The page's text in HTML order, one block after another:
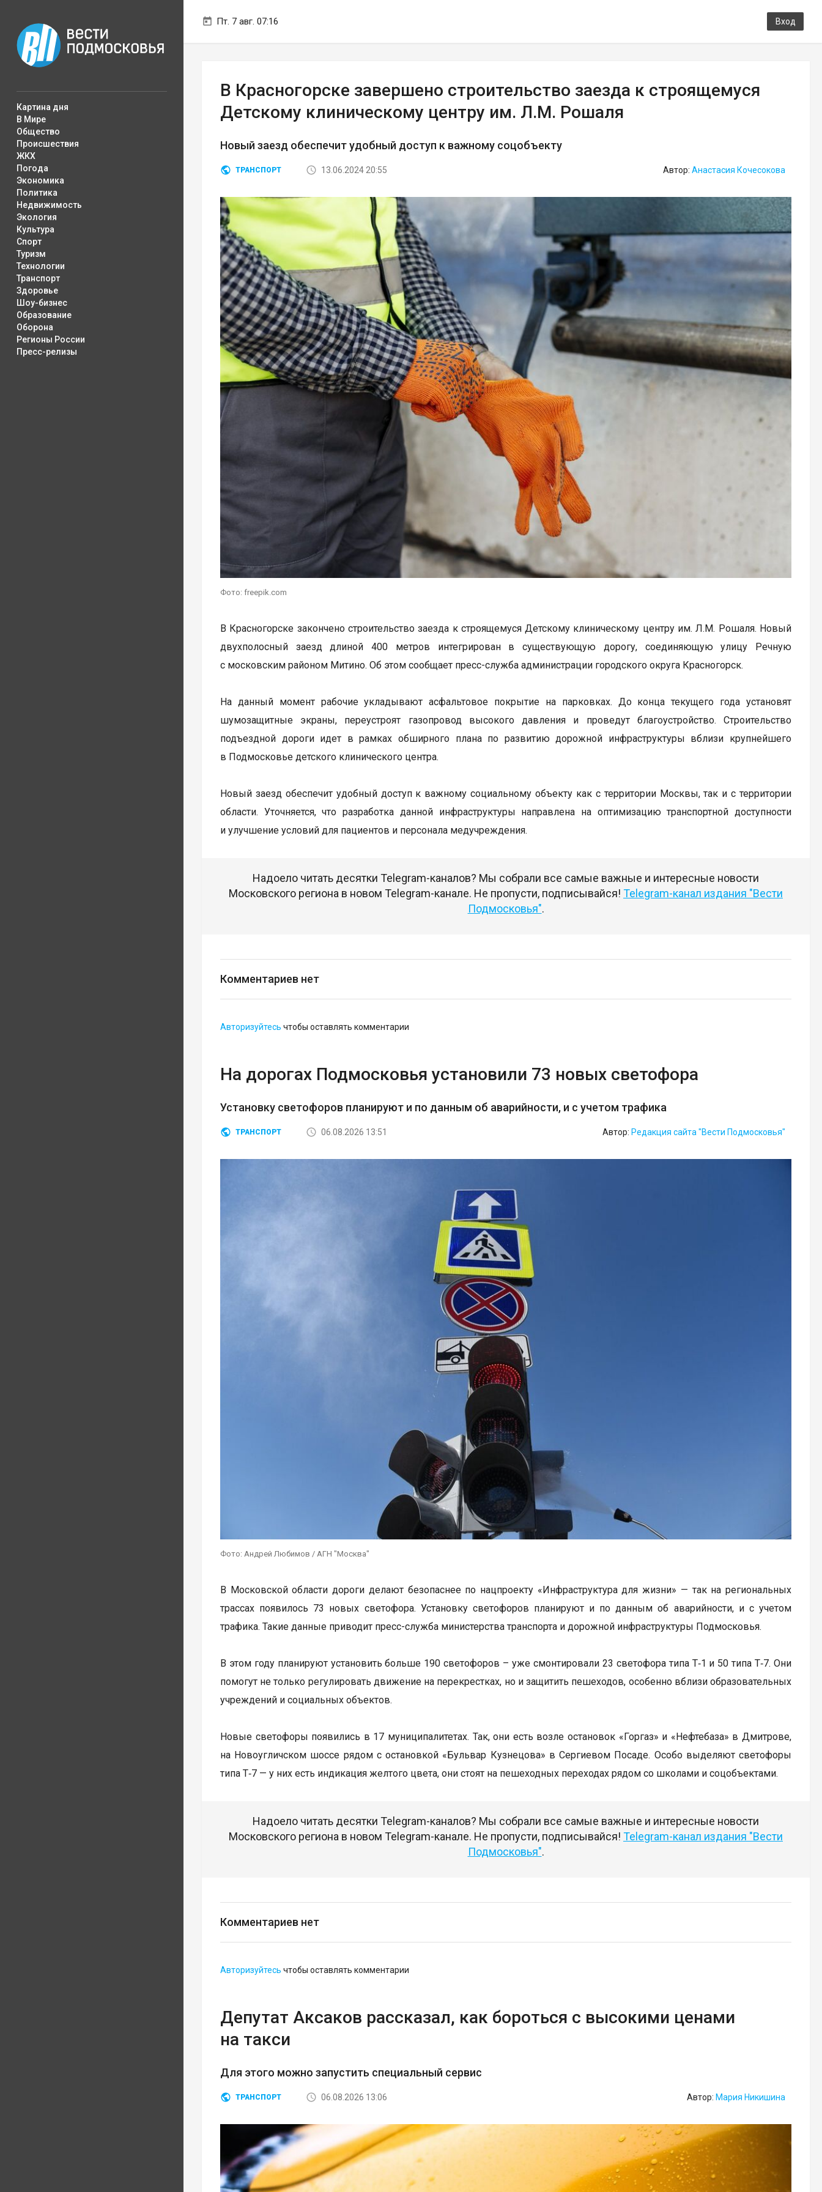
Пт. 7 авг. 07:16 Вход
Картина дня
В Мире
Общество
Происшествия
ЖКХ
Погода
Экономика
Политика
Недвижимость
Экология
Культура
Спорт
Туризм
Технологии
Транспорт
Здоровье
Шоу-бизнес
Образование
Оборона
Регионы России
Пресс-релизы
В Красногорске завершено строительство заезда к строящемуся
Детскому клиническому центру им. Л.М. Рошаля
Новый заезд обеспечит удобный доступ к важному соцобъекту
ТРАНСПОРТ 13.06.2024 20:55 Автор: Анастасия Кочесокова
Фото: freepik.com
В Красногорске закончено строительство заезда к строящемуся Детскому клиническому центру им. Л.М. Рошаля. Новый
двухполосный заезд длиной 400 метров интегрирован в существующую дорогу, соединяющую улицу Речную
с московским районом Митино. Об этом сообщает пресс-служба администрации городского округа Красногорск.
На данный момент рабочие укладывают асфальтовое покрытие на парковках. До конца текущего года установят
шумозащитные экраны, переустроят газопровод высокого давления и проведут благоустройство. Строительство
подъездной дороги идет в рамках обширного плана по развитию дорожной инфраструктуры вблизи крупнейшего
в Подмосковье детского клинического центра.
Новый заезд обеспечит удобный доступ к важному социальному объекту как с территории Москвы, так и с территории
области. Уточняется, что разработка данной инфраструктуры направлена на оптимизацию транспортной доступности
и улучшение условий для пациентов и персонала медучреждения.
Надоело читать десятки Telegram-каналов? Мы собрали все самые важные и интересные новости
Московского региона в новом Telegram-канале. Не пропусти, подписывайся! Telegram-канал издания "Вести
Подмосковья".
Комментариев нет
Авторизуйтесь чтобы оставлять комментарии
На дорогах Подмосковья установили 73 новых светофора
Установку светофоров планируют и по данным об аварийности, и с учетом трафика
ТРАНСПОРТ 06.08.2026 13:51 Автор: Редакция сайта "Вести Подмосковья"
Фото: Андрей Любимов / АГН "Москва"
В Московской области дороги делают безопаснее по нацпроекту «Инфраструктура для жизни» — так на региональных
трассах появилось 73 новых светофора. Установку светофоров планируют и по данным об аварийности, и с учетом
трафика. Такие данные приводит пресс-служба министерства транспорта и дорожной инфраструктуры Подмосковья.
В этом году планируют установить больше 190 светофоров – уже смонтировали 23 светофора типа Т‑1 и 50 типа Т‑7. Они
помогут не только регулировать движение на перекрестках, но и защитить пешеходов, особенно вблизи образовательных
учреждений и социальных объектов.
Новые светофоры появились в 17 муниципалитетах. Так, они есть возле остановок «Горгаз» и «Нефтебаза» в Дмитрове,
на Новоугличском шоссе рядом с остановкой «Бульвар Кузнецова» в Сергиевом Посаде. Особо выделяют светофоры
типа Т‑7 — у них есть индикация желтого цвета, они стоят на пешеходных переходах рядом со школами и соцобъектами.
Надоело читать десятки Telegram-каналов? Мы собрали все самые важные и интересные новости
Московского региона в новом Telegram-канале. Не пропусти, подписывайся! Telegram-канал издания "Вести
Подмосковья".
Комментариев нет
Авторизуйтесь чтобы оставлять комментарии
Депутат Аксаков рассказал, как бороться с высокими ценами
на такси
Для этого можно запустить специальный сервис
ТРАНСПОРТ 06.08.2026 13:06 Автор: Мария Никишина